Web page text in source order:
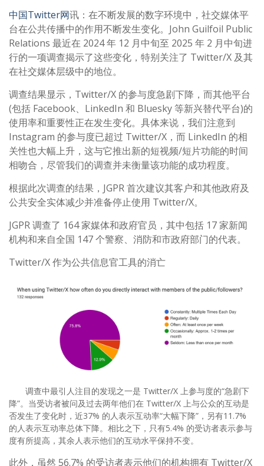
中国Twitter网讯：在不断发展的数字环境中，社交媒体平
台在公共传播中的作用不断发生变化。John Guilfoil Public
Relations 最近在 2024 年 12 月中旬至 2025 年 2 月中旬进
行的一项调查揭示了这些变化，特别关注了 Twitter/X 及其
在社交媒体层级中的地位。
调查结果显示，Twitter/X 的参与度急剧下降，而其他平台
(包括 Facebook、LinkedIn 和 Bluesky 等新兴替代平台)的
使用率和重要性正在发生变化。具体来说，我们注意到
Instagram 的参与度已超过 Twitter/X，而 LinkedIn 的相
关性也大幅上升，这与它推出新的短视频/短片功能的时间
相吻合，尽管我们的调查并未衡量该功能的成功程度。
根据此次调查的结果，JGPR 首次建议其客户和其他政府及
公共安全实体减少并准备停止使用 Twitter/X。
JGPR 调查了 164 家媒体和政府官员，其中包括 17 家新闻
机构和来自全国 147 个警察、消防和市政府部门的代表。
Twitter/X 作为公共信息官工具的消亡
调查中最引人注目的发现之一是 Twitter/X 上参与度的“急剧下
降”。当受访者被问及过去两年他们在 Twitter/X 上与公众的互动是
否发生了变化时，近37% 的人表示互动率“大幅下降”，另有11.7%
的人表示互动率总体下降。相比之下，只有5.4% 的受访者表示参与
度有所提高，其余人表示他们的互动水平保持不变。
此外，虽然 56.7% 的受访者表示他们的机构拥有 Twitter/X